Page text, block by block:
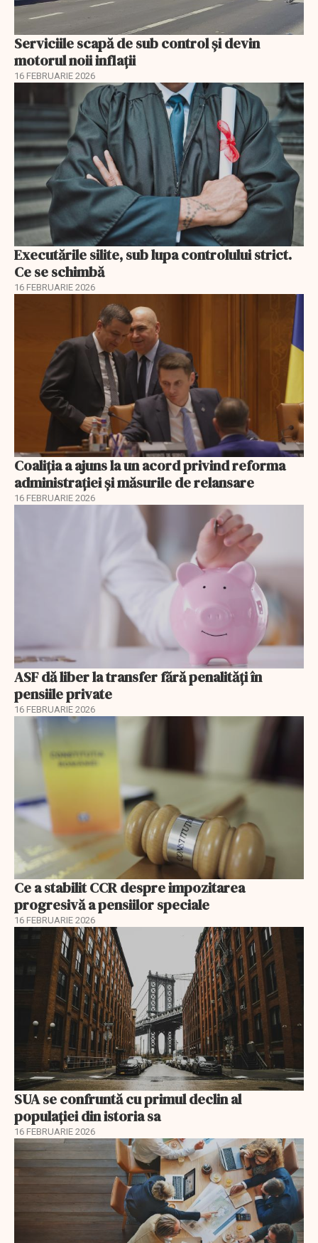
Serviciile scapă de sub control și devin
motorul noii inflații
16 FEBRUARIE 2026
Executările silite, sub lupa controlului strict.
Ce se schimbă
16 FEBRUARIE 2026
Coaliția a ajuns la un acord privind reforma
administrației și măsurile de relansare
16 FEBRUARIE 2026
ASF dă liber la transfer fără penalități în
pensiile private
16 FEBRUARIE 2026
Ce a stabilit CCR despre impozitarea
progresivă a pensiilor speciale
16 FEBRUARIE 2026
SUA se confruntă cu primul declin al
populației din istoria sa
16 FEBRUARIE 2026